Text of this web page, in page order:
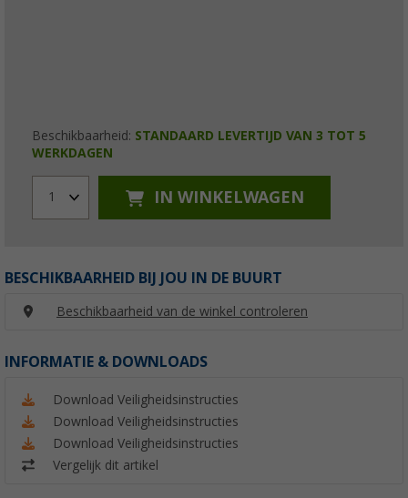
Beschikbaarheid: STANDAARD LEVERTIJD VAN 3 TOT 5
WERKDAGEN
1 IN WINKELWAGEN
BESCHIKBAARHEID BIJ JOU IN DE BUURT
Beschikbaarheid van de winkel controleren
INFORMATIE & DOWNLOADS
Download Veiligheidsinstructies
Download Veiligheidsinstructies
Download Veiligheidsinstructies
Vergelijk dit artikel